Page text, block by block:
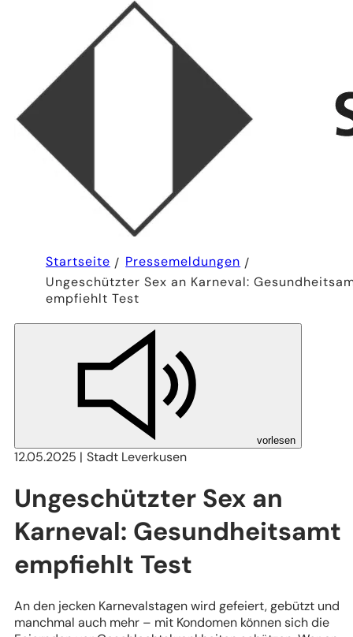
Startseite
Pressemeldungen
Ungeschützter Sex an Karneval:
empfiehlt Test
vorlesen
12.05.2025 Stadt Leverkusen
Ungeschützter Sex an
Karneval: Gesundheitsamt
empfiehlt Test
An den jecken Karnevalstagen wird gefeiert, gebützt und
manchmal auch mehr – mit Kondomen können sich die